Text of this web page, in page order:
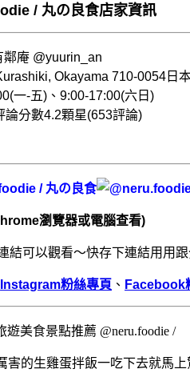
店家資訊
鄰庵 @yuurin_an
Okayama 710-0054日
一-五)、9:00-17:00(六日)
論分數4.2顆星(653評論)
瀏覽器或電腦查看)
可以觀看～快存下連結用用跟
Instagram粉絲專頁 、 Facebook
害的生雞蛋拌飯一吃下去就馬上